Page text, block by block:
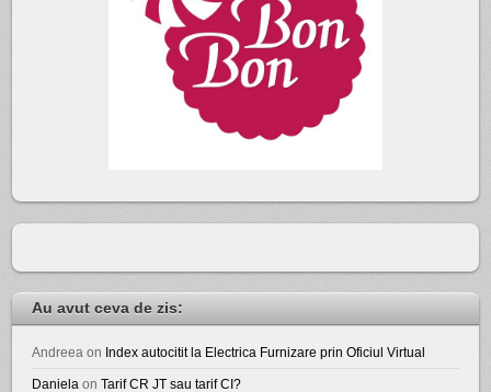
Au avut ceva de zis:
Andreea on Index autocitit la Electrica Furnizare prin Oficiul Virtual
Daniela onTarif CR JT sau tarif CI?